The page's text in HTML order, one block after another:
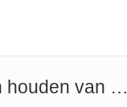
houden van …